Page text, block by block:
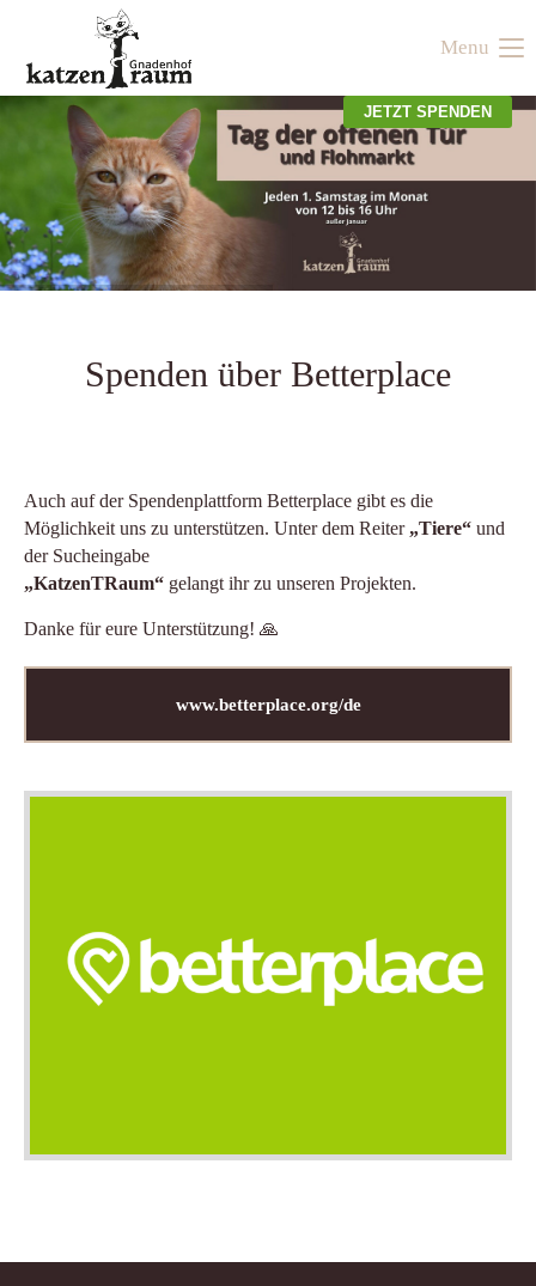
Der Eintrag "offcanvas-col1" existiert leider nicht.
Der Eintrag "offcanvas-col2" existiert leider nicht.
Der Eintrag "offcanvas-col3" existiert leider nicht.
Menu
JETZT SPENDEN
Spenden über Betterplace
Auch auf der Spendenplattform Betterplace gibt es die
Möglichkeit uns zu unterstützen. Unter dem Reiter „Tiere“ und
der Sucheingabe
„KatzenTRaum“ gelangt ihr zu unseren Projekten.
Danke für eure Unterstützung! 🙏
www.betterplace.org/de